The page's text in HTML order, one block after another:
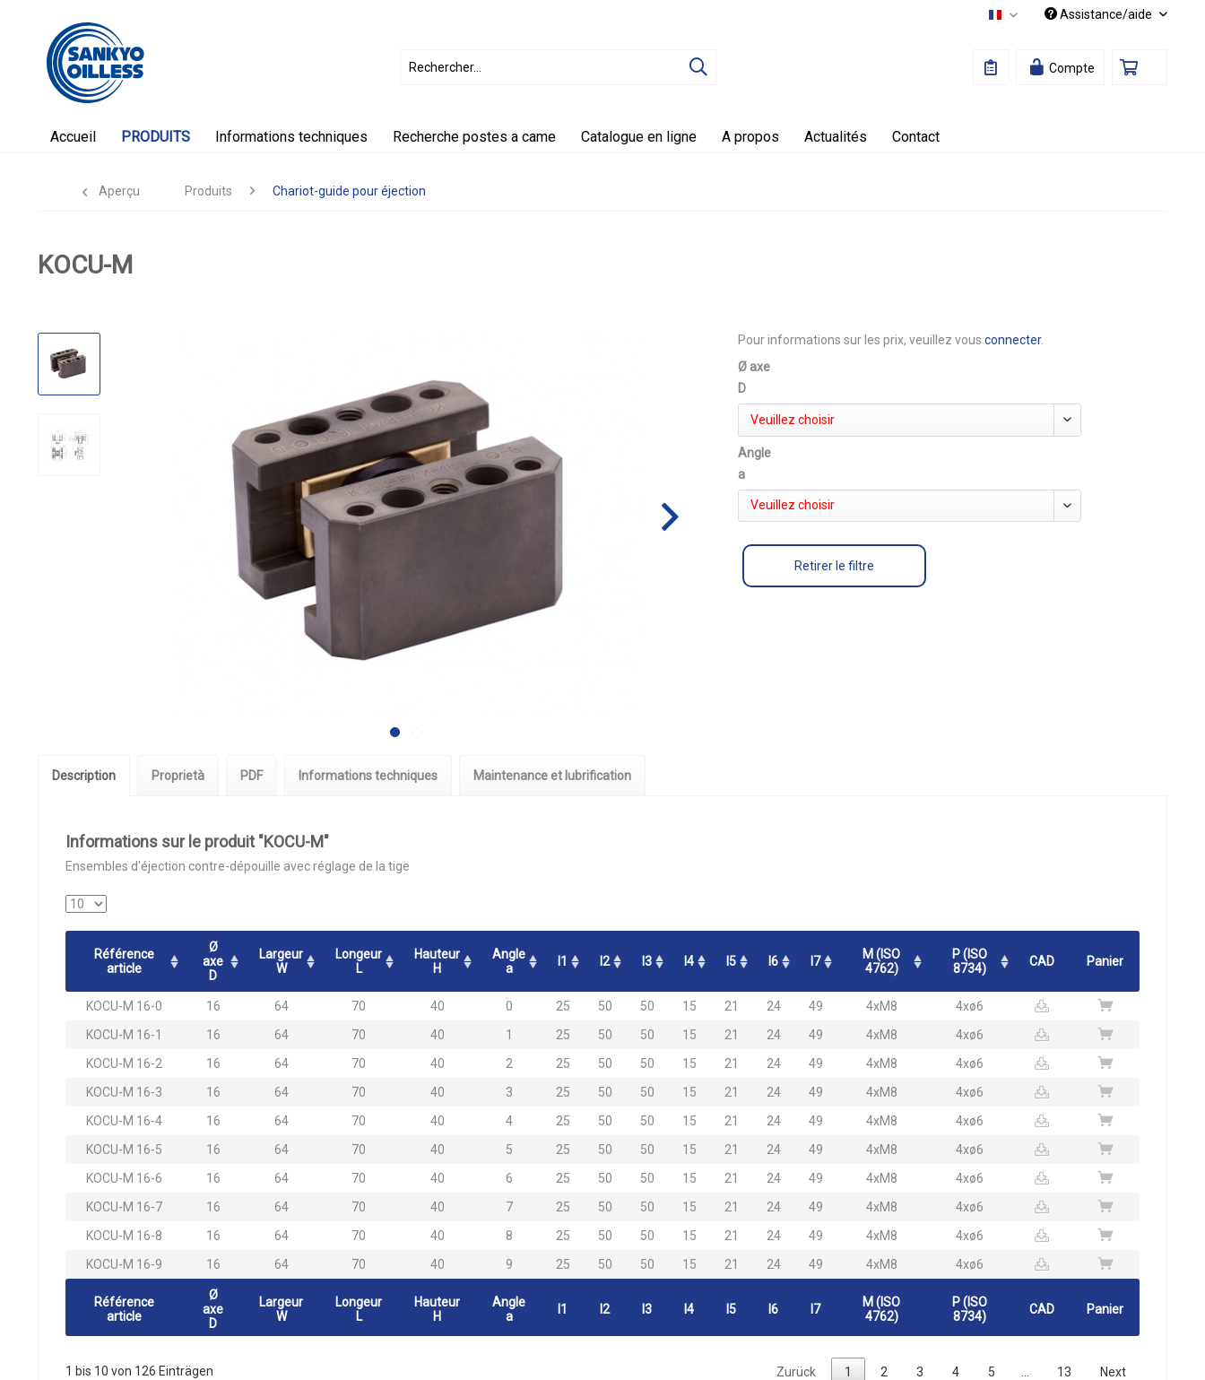
Français Assistance/aide
Compte
Accueil PRODUITS Informations techniques Recherche postes a came Catalogue en ligne A propos Actualités Contact
Aperçu Produits Chariot-guide pour éjection
KOCU-M
Pour informations sur les prix, veuillez vousconnecter.
Ø axe
D
Veuillez choisir
Angle
a
Veuillez choisir
Retirer le filtre
Description Proprietà PDF Informations techniques Maintenance et lubrification
Informations sur le produit "KOCU-M"
Ensembles d'éjection contre-dépouille avec réglage de la tige
Référence
article
Ø
axe
D
Largeur
W
Longeur
L
Hauteur
H
Angle
a
l1 l2 l3 l4 l5 l6 l7
M (ISO
4762)
P (ISO
8734)
CAD Panier
KOCU-M 16-0 16 64 70 40 0 25 50 50 15 21 24 49 4xM8
4xø6
KOCU-M 16-1
16 64 70 40 1 25 50 50 15 21 24 49 4xM8
4xø6
KOCU-M 16-2
16 64 70 40 2 25 50 50 15 21 24 49 4xM8
4xø6
KOCU-M 16-3
16 64 70 40 3 25 50 50 15 21 24 49 4xM8
4xø6
KOCU-M 16-4
16 64 70 40 4 25 50 50 15 21 24 49 4xM8
4xø6
KOCU-M 16-5
16 64 70 40 5 25 50 50 15 21 24 49 4xM8
4xø6
KOCU-M 16-6
16 64 70 40 6 25 50 50 15 21 24 49 4xM8
4xø6
KOCU-M 16-7
16 64 70 40 7 25 50 50 15 21 24 49 4xM8
4xø6
KOCU-M 16-8
16 64 70 40 8 25 50 50 15 21 24 49 4xM8
4xø6
KOCU-M 16-9
16 64 70 40 9 25 50 50 15 21 24 49 4xM8 4xø6
Référence
article
Ø
axe
D
Largeur
W
Longeur
L
Hauteur
H
Angle
a
l1 l2 l3 l4 l5 l6 l7
M (ISO
4762)
P (ISO
8734)
CAD Panier
1 bis 10 von 126 Einträgen Zurück 1 2 3 4 5 13 Next